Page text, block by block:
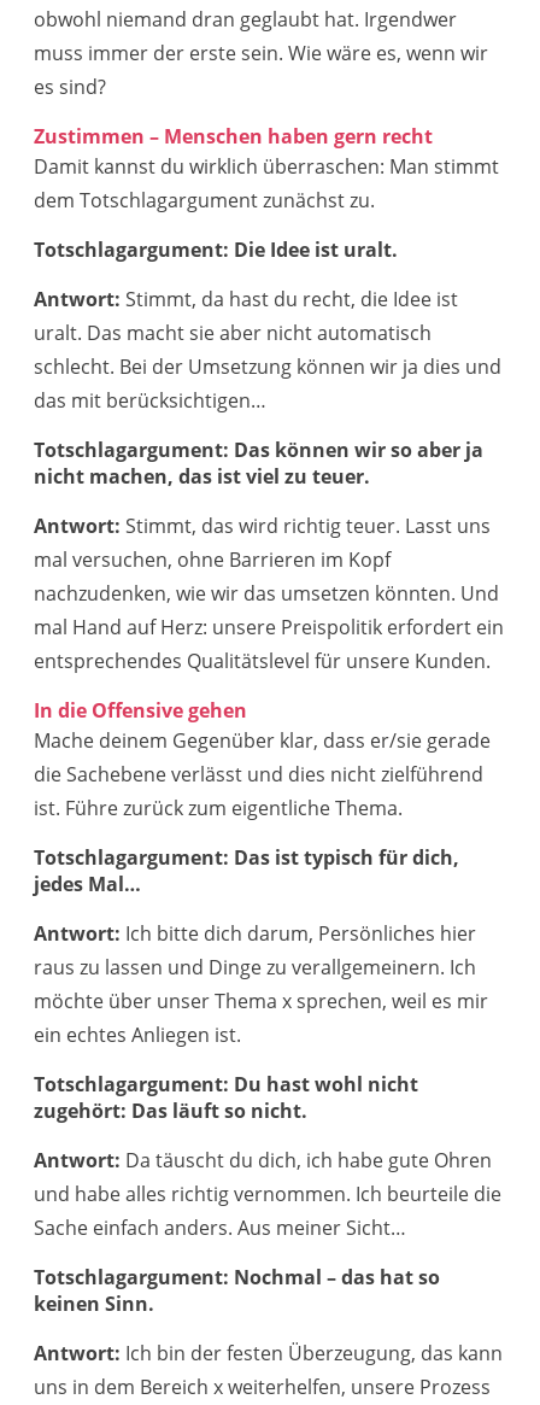
obwohl niemand dran geglaubt hat. Irgendwer
muss immer der erste sein. Wie wäre es, wenn wir
es sind?
Zustimmen – Menschen haben gern recht
Damit kannst du wirklich überraschen: Man stimmt
dem Totschlagargument zunächst zu.
Totschlagargument: Die Idee ist uralt.
Antwort: Stimmt, da hast du recht, die Idee ist
uralt. Das macht sie aber nicht automatisch
schlecht. Bei der Umsetzung können wir ja dies und
das mit berücksichtigen…
Totschlagargument: Das können wir so aber ja
nicht machen, das ist viel zu teuer.
Antwort: Stimmt, das wird richtig teuer. Lasst uns
mal versuchen, ohne Barrieren im Kopf
nachzudenken, wie wir das umsetzen könnten. Und
mal Hand auf Herz: unsere Preispolitik erfordert ein
entsprechendes Qualitätslevel für unsere Kunden.
In die Offensive gehen
Mache deinem Gegenüber klar, dass er/sie gerade
die Sachebene verlässt und dies nicht zielführend
ist. Führe zurück zum eigentliche Thema.
Totschlagargument: Das ist typisch für dich,
jedes Mal…
Antwort: Ich bitte dich darum, Persönliches hier
raus zu lassen und Dinge zu verallgemeinern. Ich
möchte über unser Thema x sprechen, weil es mir
ein echtes Anliegen ist.
Totschlagargument: Du hast wohl nicht
zugehört: Das läuft so nicht.
Antwort: Da täuscht du dich, ich habe gute Ohren
und habe alles richtig vernommen. Ich beurteile die
Sache einfach anders. Aus meiner Sicht…
Totschlagargument: Nochmal – das hat so
keinen Sinn.
Antwort: Ich bin der festen Überzeugung, das kann
uns in dem Bereich x weiterhelfen, unsere Prozess